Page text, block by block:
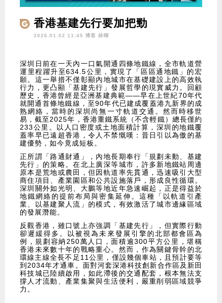
香港基建先行要加把勁
2026.01.02 11:45 博客 林暉
深圳日前在一天內一口氣開通四條地鐵線，全市軌道營
運里程躍升至634.5公里，實現了「區區通地鐵」的宏
願。這一舉措不僅彰顯內地城市在基礎建設上的高效執
行力，更凸顯「基建先行」發展哲學的現實威力。回顧
歷史，香港曾經是亞洲基建典範——早在上世紀70年代
就開通首條地鐵線，至90年代已建成覆蓋港九新界的成
熟網絡，當時的深圳尚無一寸軌道交通。然而時移世
易，截至2025年，香港重鐵系統（不含輕鐵）總長僅約
233公里。以人口密度或土地面積計算，深圳的地鐵覆
蓋率早已遠超香港，令人不禁慨嘆：昔日引以為傲的基
建優勢，如今竟成短板。
正所謂「路通財通」，內地長期奉行「規劃未動、基建
先行」的策略。在北上廣深等城市，許多新地鐵站周邊
原本是荒地或農田，但因軌道率先貫通，迅速吸引大型
商住項目、產業園區和公共設施落戶，形成良性循環。
深圳關外如光明、大鵬等地近年急速崛起，正是得益於
地鐵網絡的提前布局與密集延伸。這種「以軌道引產
業、以基建聚人流」的模式，有效激活了城市邊緣區域
的發展潛能。
反觀香港，雖口號上亦強調「基建先行」，但實際行動
卻遲緩得多。以被視為未來發展引擎的北部都會區為
例，規劃容納250萬人口，面積逾300平方公里，堪稱
香港未來數十年的戰略重心。然而，作為關鍵骨幹的北
環線主線全長不足11公里，僅設幾個車站，且預計要等
到2034年才通車。面對河套深港科技創新合作區及新田
科技城已陸續啟用，如此滯後的交通配套，根本無法支
撐人才流動、產業集聚與生活便利，嚴重削弱區域競爭
力。